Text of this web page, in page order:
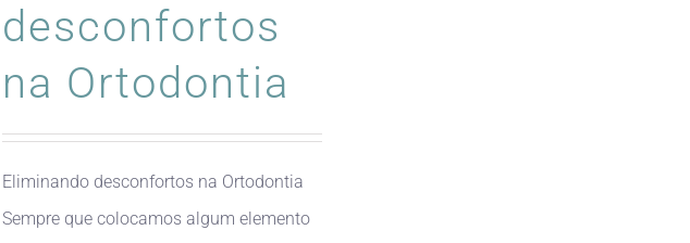
desconfortos
na Ortodontia
Eliminando desconfortos na Ortodontia
Sempre que colocamos algum elemento